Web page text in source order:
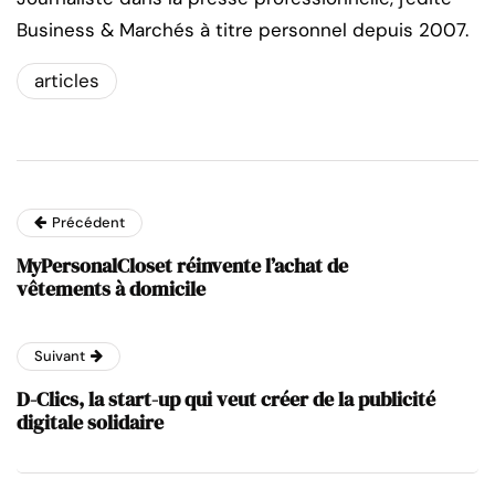
Business & Marchés à titre personnel depuis 2007.
articles
Précédent
MyPersonalCloset réinvente l’achat de
vêtements à domicile
Suivant
D-Clics, la start-up qui veut créer de la publicité
digitale solidaire